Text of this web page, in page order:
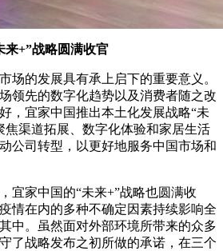
来+”战略圆满收官
场的发展具有承上启下的重要意义。
领先的数字化趋势以及消费者随之改
，宜家中国推出本土化发展战略“未
焦渠道拓展、数字化体验和家居生活
公司转型，以更好地服务中国市场和
宜家中国的“未来+”战略也圆满收
情在内的多种不确定因素持续影响全
中。虽然面对外部环境所带来的众多
了战略发布之初所做的承诺，在三个